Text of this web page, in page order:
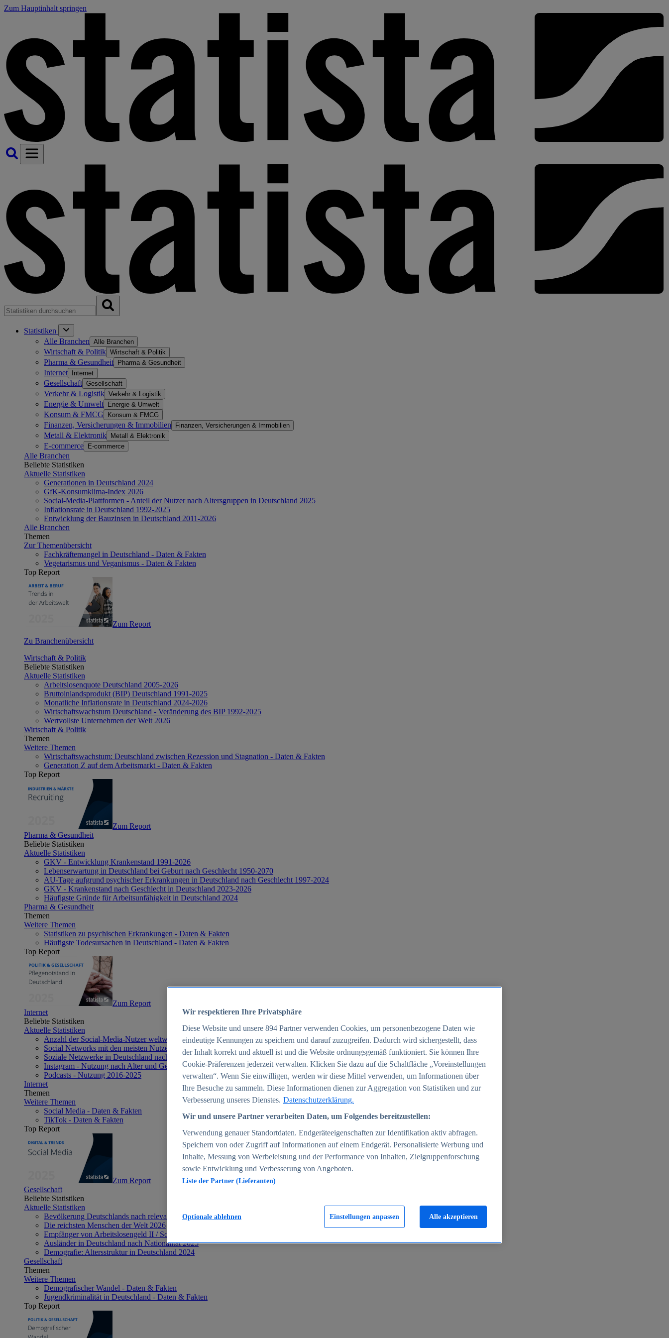
Zum Hauptinhalt springen
Statistiken
Alle Branchen Alle Branchen
Wirtschaft & Politik Wirtschaft & Politik
Pharma & Gesundheit Pharma & Gesundheit
Internet Internet
Gesellschaft Gesellschaft
Verkehr & Logistik Verkehr & Logistik
Energie & Umwelt Energie & Umwelt
Konsum & FMCG Konsum & FMCG
Finanzen, Versicherungen & Immobilien Finanzen, Versicherungen & Immobilien
Metall & Elektronik Metall & Elektronik
E-commerce E-commerce
Alle Branchen
Beliebte Statistiken
Aktuelle Statistiken
Generationen in Deutschland 2024
GfK-Konsumklima-Index 2026
Social-Media-Plattformen - Anteil der Nutzer nach Altersgruppen in Deutschland 2025
Inflationsrate in Deutschland 1992-2025
Entwicklung der Bauzinsen in Deutschland 2011-2026
Alle Branchen
Themen
Zur Themenübersicht
Fachkräftemangel in Deutschland - Daten & Fakten
Vegetarismus und Veganismus - Daten & Fakten
Top Report
Zum Report
Zu Branchenübersicht
Wirtschaft & Politik
Beliebte Statistiken
Aktuelle Statistiken
Arbeitslosenquote Deutschland 2005-2026
Bruttoinlandsprodukt (BIP) Deutschland 1991-2025
Monatliche Inflationsrate in Deutschland 2024-2026
Wirtschaftswachstum Deutschland - Veränderung des BIP 1992-2025
Wertvollste Unternehmen der Welt 2026
Wirtschaft & Politik
Themen
Weitere Themen
Wirtschaftswachstum: Deutschland zwischen Rezession und Stagnation - Daten & Fakten
Generation Z auf dem Arbeitsmarkt - Daten & Fakten
Top Report
Zum Report
Pharma & Gesundheit
Beliebte Statistiken
Aktuelle Statistiken
GKV - Entwicklung Krankenstand 1991-2026
Lebenserwartung in Deutschland bei Geburt nach Geschlecht 1950-2070
AU-Tage aufgrund psychischer Erkrankungen in Deutschland nach Geschlecht 1997-2024
GKV - Krankenstand nach Geschlecht in Deutschland 2023-2026
Häufigste Gründe für Arbeitsunfähigkeit in Deutschland 2024
Pharma & Gesundheit
Themen
Weitere Themen
Statistiken zu psychischen Erkrankungen - Daten & Fakten
Häufigste Todesursachen in Deutschland - Daten & Fakten
Top Report
Zum Report
Internet
Beliebte Statistiken
Aktuelle Statistiken
Anzahl der Social-Media-Nutzer weltweit 2012-2025
Social Networks mit den meisten Nutzern weltweit 2025
Soziale Netzwerke in Deutschland nach Generationen 2025
Instagram - Nutzung nach Alter und Geschlecht in Deutschland 2025
Podcasts - Nutzung 2016-2025
Internet
Themen
Weitere Themen
Social Media - Daten & Fakten
TikTok - Daten & Fakten
Top Report
Zum Report
Gesellschaft
Beliebte Statistiken
Aktuelle Statistiken
Bevölkerung Deutschlands nach relevanten Altersgruppen 2024
Die reichsten Menschen der Welt 2026
Empfänger von Arbeitslosengeld II / Sozialgeld / Bürgergeld in Deutschland 2005-2025
Ausländer in Deutschland nach Nationalität 2025
Demografie: Altersstruktur in Deutschland 2024
Gesellschaft
Themen
Weitere Themen
Demografischer Wandel - Daten & Fakten
Jugendkriminalität in Deutschland - Daten & Fakten
Top Report
Wir respektieren Ihre Privatsphäre
Diese Website und unsere 894 Partner verwenden Cookies, um personenbezogene Daten wie
eindeutige Kennungen zu speichern und darauf zuzugreifen. Dadurch wird sichergestellt, dass
der Inhalt korrekt und aktuell ist und die Website ordnungsgemäß funktioniert. Sie können Ihre
Cookie-Präferenzen jederzeit verwalten. Klicken Sie dazu auf die Schaltfläche „Voreinstellungen
verwalten“. Wenn Sie einwilligen, werden wir diese Mittel verwenden, um Informationen über
Ihre Besuche zu sammeln. Diese Informationen dienen zur Aggregation von Statistiken und zur
Verbesserung unseres Dienstes. Datenschutzerklärung.
Wir und unsere Partner verarbeiten Daten, um Folgendes bereitzustellen:
Verwendung genauer Standortdaten. Endgeräteeigenschaften zur Identifikation aktiv abfragen.
Speichern von oder Zugriff auf Informationen auf einem Endgerät. Personalisierte Werbung und
Inhalte, Messung von Werbeleistung und der Performance von Inhalten, Zielgruppenforschung
sowie Entwicklung und Verbesserung von Angeboten.
Liste der Partner (Lieferanten)
Einstellungen anpassen
Optionale ablehnen Alle akzeptieren